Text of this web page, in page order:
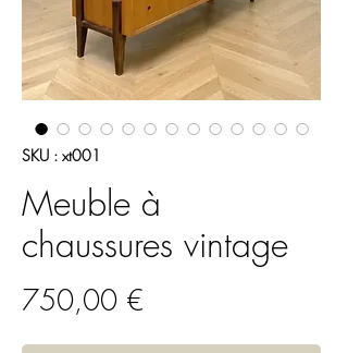
SKU : xt001
Meuble à
chaussures vintage
750,00 €